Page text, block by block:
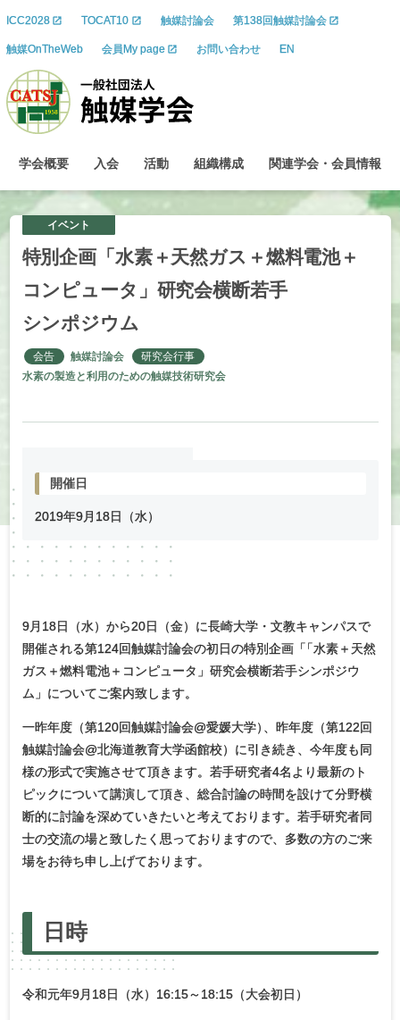
ICC2028 TOCAT10 触媒討論会 第138回触媒討論会
触媒OnTheWeb 会員My page お問い合わせ EN
学会概要 入会 活動 組織構成 関連学会 ・ 会員情報
イベント
特別企画「水素＋天然ガス ＋燃料電池＋
コンピュータ」 研究会横断若手
シンポジウム
会告 触媒討論会
研究会行事
水素の製造と利用のための触媒技術研究会
開催日
2019年9月 18日（水）
9月18日（水）から20日（金）に長崎大学・文教キャンパスで
開催される第124回触媒討論会の初日の特別企画「 「水素＋天然
ガス＋燃料電池＋コンピュータ」研究会横断若手シンポジウ
ム」についてご案内致します。
一昨年度（第120回触媒討論会@愛媛大学） 、昨年度（第122回
触媒討論会@北海道教育大学函館校）に引き続き、今年度も同
様の形式で実施させて頂きます。若手研究者4名より最新のト
ピックについて講演して頂き、総合討論の時間を設けて分野横
断的に討論を深めていきたいと考えております。若手研究者同
士の交流の場と致したく思っておりますので、多数の方のご来
場をお待ち申し上げております。
日時
令和元年9月18日（水）16:15～18:15（大会初日）